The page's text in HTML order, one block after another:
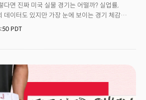
다면 진짜 미국 실물 경기는 어떨까? 실업률,
데이터도 있지만 가장 눈에 보이는 경기 체감
격' 전략을 들여다보는 것이다. 실제 '빅맥지수'는
알아보는 척도로 인정받았다. 맥도널드 등 미국
버거킹이 5달러짜리 '유어 웨이 밀(Your Way
맥도날드는 하루 뒤인 25일부터 5달러짜리
달간 판매되는 기간 한정 메뉴로 맥더블 버거 혹은
겟, 감자튀김, 음료로 구성된다. 1달러 이상 구매 시
PDT